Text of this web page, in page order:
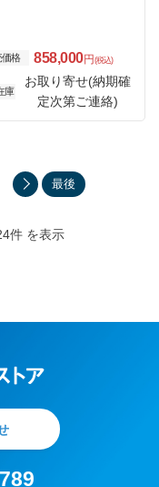
価格 858,000円 (税込)
庫
お取り寄せ(納期確
定次第ご連絡)
件 を表示
最後